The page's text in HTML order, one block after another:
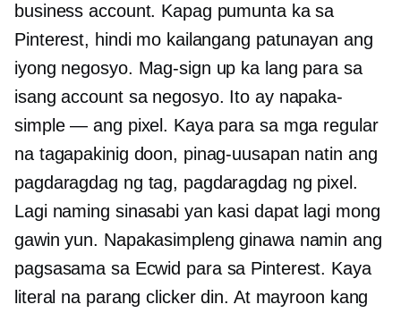
business account. Kapag pumunta ka sa
Pinterest, hindi mo kailangang patunayan ang
iyong negosyo. Mag-sign up ka lang para sa
isang account sa negosyo. Ito ay napaka-
simple — ang pixel. Kaya para sa mga regular
na tagapakinig doon, pinag-uusapan natin ang
pagdaragdag ng tag, pagdaragdag ng pixel.
Lagi naming sinasabi yan kasi dapat lagi mong
gawin yun. Napakasimpleng ginawa namin ang
pagsasama sa Ecwid para sa Pinterest. Kaya
literal na parang clicker din. At mayroon kang